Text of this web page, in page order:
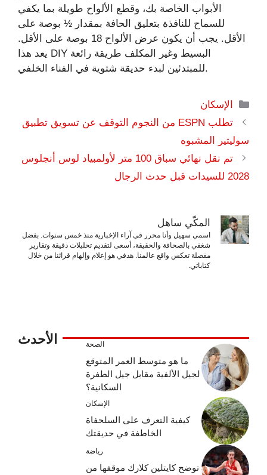
الأبواب الخاصة بك، وقطع الألواح طويلة بما يكفي
للسماح للنافذة بتعليق الحافة بمقدار ½ بوصة على
الأقل. يجب أن يكون عرض الألواح 18 بوصة على الأقل.
يعد هذا DIY البسيط وغير المكلف طريقة رائعة
للمبتدئين لبدء حديقة شتوية في الفناء الخلفي.
التصنيفات
الإسكان
تطلب ESPN من النجوم التوقف عن تسويق تطبيق
سوليتير المشبوه
تم نقل نهائي سباق 100 متر لأولمبياد لوس أنجلوس
2028 للسيدات قبل حدث الرجال
المكّي ساهل
اسمي سهيل وأنا محرر في آراء الإخبارية منذ خمس سنوات. بفضل
شغفي بالصحافة والحقيقة، أسعى لتقديم تحليلات دقيقة وتقارير
مفصلة تعكس واقع عالمنا. هدفي هو إعلام وإلهام قرائنا من خلال
كتاباتي.
الأحدث الصحة
ما هو متوسط ​​العمر المتوقع
لجيل الألفية مقابل جيل الطفرة
السكانية؟
الإسكان
كيفية التعرف على السلحفاة
الخاطفة في حديقتك
رياضة
توضح كايتلين كلارك موقفها من